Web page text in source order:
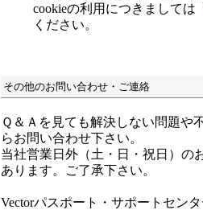
cookieの利用につきましては「
ください。
その他のお問い合わせ・ご連絡
Ｑ＆Ａを見ても解決しない問題や
らお問い合わせ下さい。
当社営業日外（土・日・祝日）の
あります。ご了承下さい。
Vectorパスポート・サポートセンタ